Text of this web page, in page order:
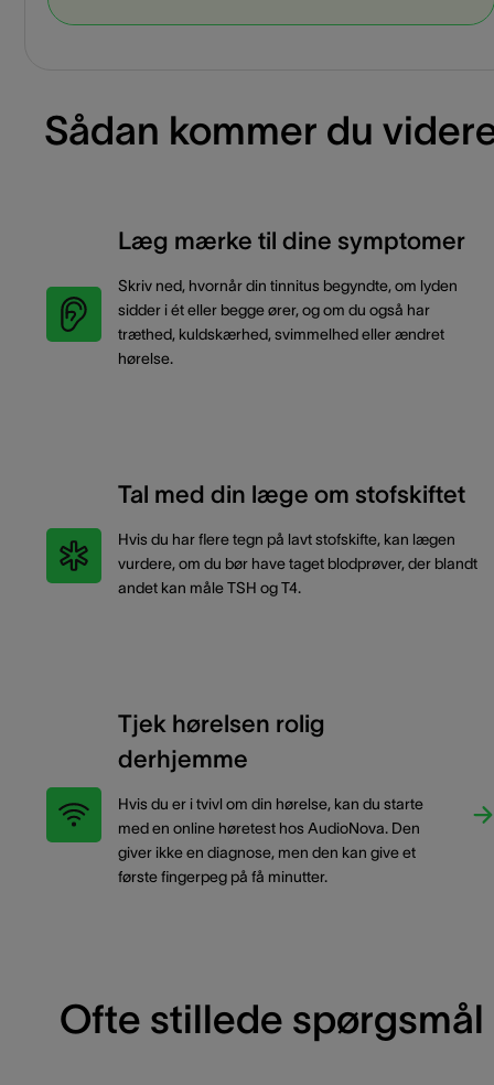
Sådan kommer du
Læg mærke til dine symptomer
Skriv ned, hvornår din tinnitus begyndte, om lyden
sidder i ét eller begge ører, og om du også har
træthed, kuldskærhed, svimmelhed eller ændret
hørelse.
Tal med din læge om stofskiftet
Hvis du har flere tegn på lavt stofskifte, kan lægen
vurdere, om du bør have taget blodprøver, der blandt
andet kan måle TSH og T4.
Tjek hørelsen rolig
derhjemme
Hvis du er i tvivl om din hørelse, kan du starte
med en online høretest hos AudioNova. Den
giver ikke en diagnose, men den kan give et
første fingerpeg på få minutter.
Ofte stillede spørgsmål